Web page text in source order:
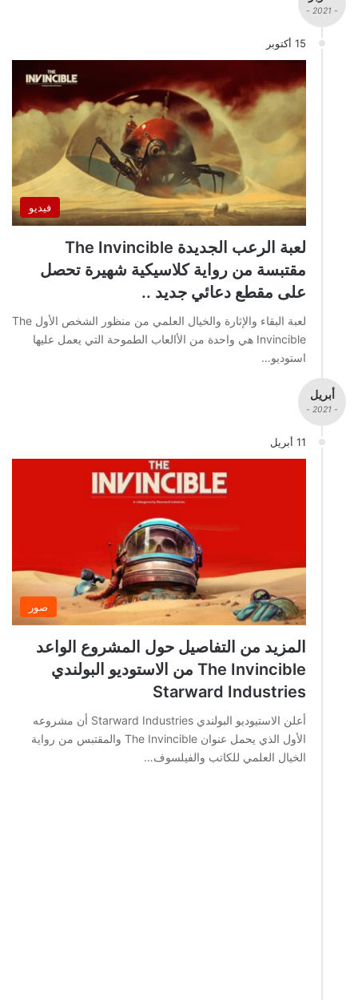
- 2021 -
15 أكتوبر
فيديو
لعبة الرعب الجديدة The Invincible
مقتبسة من رواية كلاسيكية شهيرة تحصل
على مقطع دعائي جديد ..
لعبة البقاء والإثارة والخيال العلمي من منظور الشخص الأول The
Invincible هي واحدة من الأالعاب الطموحة التي يعمل عليها
استوديو…
أبريل
- 2021 -
11 أبريل
صور
المزيد من التفاصيل حول المشروع الواعد
The Invincible من الاستوديو البولندي
Starward Industries
أعلن الاستيوديو البولندي Starward Industries أن مشروعه
الأول الذي يحمل عنوان The Invincible والمقتبس من رواية
الخيال العلمي للكاتب والفيلسوف…